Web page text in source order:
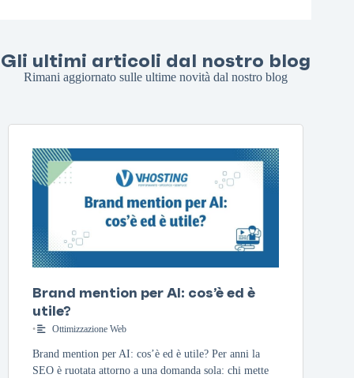
Gli ultimi articoli dal nostro blog
Rimani aggiornato sulle ultime novità dal nostro blog
Brand mention per AI: cos’è ed è
utile?
• Ottimizzazione Web
Brand mention per AI: cos’è ed è utile? Per anni la
SEO è ruotata attorno a una domanda sola: chi mette